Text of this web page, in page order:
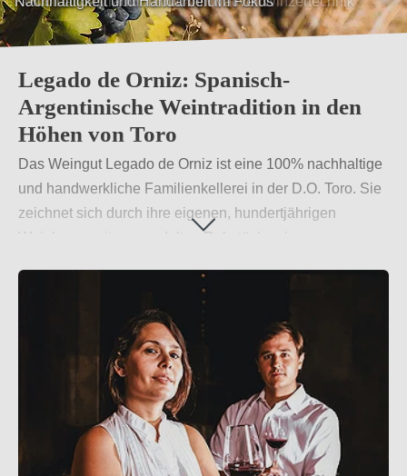
Legado de Orniz: Spanisch-
Argentinische Weintradition in den
Höhen von Toro
Das Weingut Legado de Orniz ist eine 100% nachhaltige
und handwerkliche Familienkellerei in der D.O. Toro. Sie
zeichnet sich durch ihre eigenen, hundertjährigen
Weinberge mit unveredelten Rebstöcken in
nicht nur durch ihre Qualität, sondern auch durch ihr
Engagement für Tradition und Nachhaltigkeit
Weiterlesen→